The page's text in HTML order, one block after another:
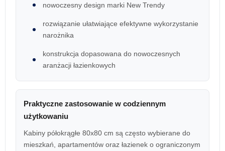
nowoczesny design marki New Trendy
rozwiązanie ułatwiające efektywne wykorzystanie
narożnika
konstrukcja dopasowana do nowoczesnych
aranżacji łazienkowych
Praktyczne zastosowanie w codziennym
użytkowaniu
Kabiny półokrągłe 80x80 cm są często wybierane do
mieszkań, apartamentów oraz łazienek o ograniczonym